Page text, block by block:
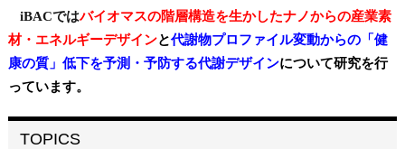
iBACではバイオマスの階層構造を生かしたナノからの産業素
材・エネルギーデザインと代謝物プロファイル変動からの「健
康の質」低下を予測・予防する代謝デザインについて研究を行
っています。
TOPICS